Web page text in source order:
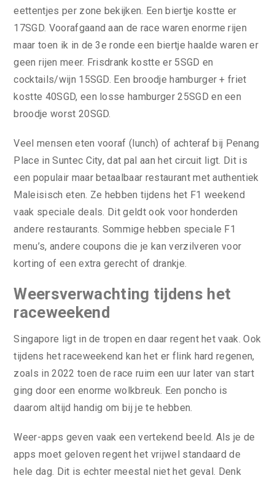
eettentjes per zone bekijken. Een biertje kostte er
17SGD. Voorafgaand aan de race waren enorme rijen
maar toen ik in de 3e ronde een biertje haalde waren er
geen rijen meer. Frisdrank kostte er 5SGD en
cocktails/wijn 15SGD. Een broodje hamburger + friet
kostte 40SGD, een losse hamburger 25SGD en een
broodje worst 20SGD.
Veel mensen eten vooraf (lunch) of achteraf bij Penang
Place in Suntec City, dat pal aan het circuit ligt. Dit is
een populair maar betaalbaar restaurant met authentiek
Maleisisch eten. Ze hebben tijdens het F1 weekend
vaak speciale deals. Dit geldt ook voor honderden
andere restaurants. Sommige hebben speciale F1
menu’s, andere coupons die je kan verzilveren voor
korting of een extra gerecht of drankje.
Weersverwachting tijdens het
raceweekend
Singapore ligt in de tropen en daar regent het vaak. Ook
tijdens het raceweekend kan het er flink hard regenen,
zoals in 2022 toen de race ruim een uur later van start
ging door een enorme wolkbreuk. Een poncho is
daarom altijd handig om bij je te hebben.
Weer-apps geven vaak een vertekend beeld. Als je de
apps moet geloven regent het vrijwel standaard de
hele dag. Dit is echter meestal niet het geval. Denk